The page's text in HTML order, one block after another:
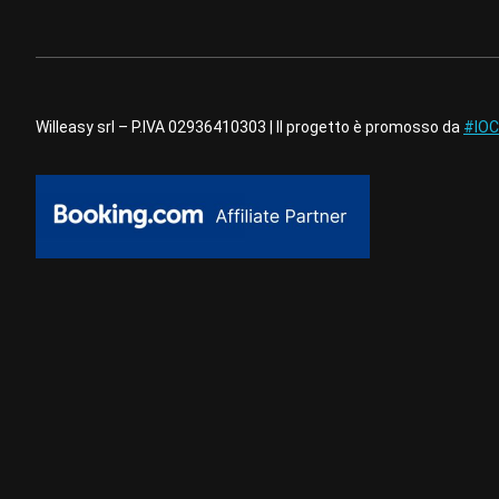
Willeasy srl – P.IVA 02936410303 | Il progetto è promosso da